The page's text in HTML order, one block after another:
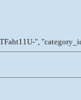
",